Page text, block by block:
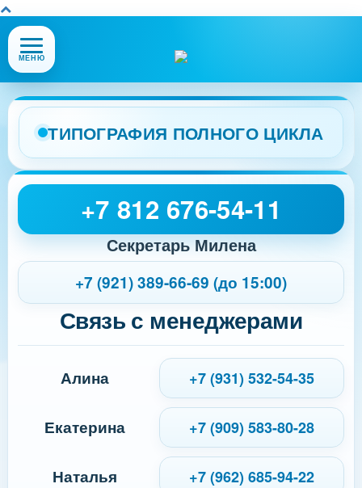
Открыть
или
меню
сайта
МЕНЮ
ТИПОГРАФИЯ ПОЛНОГО ЦИКЛА
+7 812 676-54-11
Секретарь Милена
+7 (921) 389-66-69 (до 15:00)
Связь с менеджерами
Алина +7 (931) 532-54-35
Екатерина +7 (909) 583-80-28
Наталья +7 (962) 685-94-22